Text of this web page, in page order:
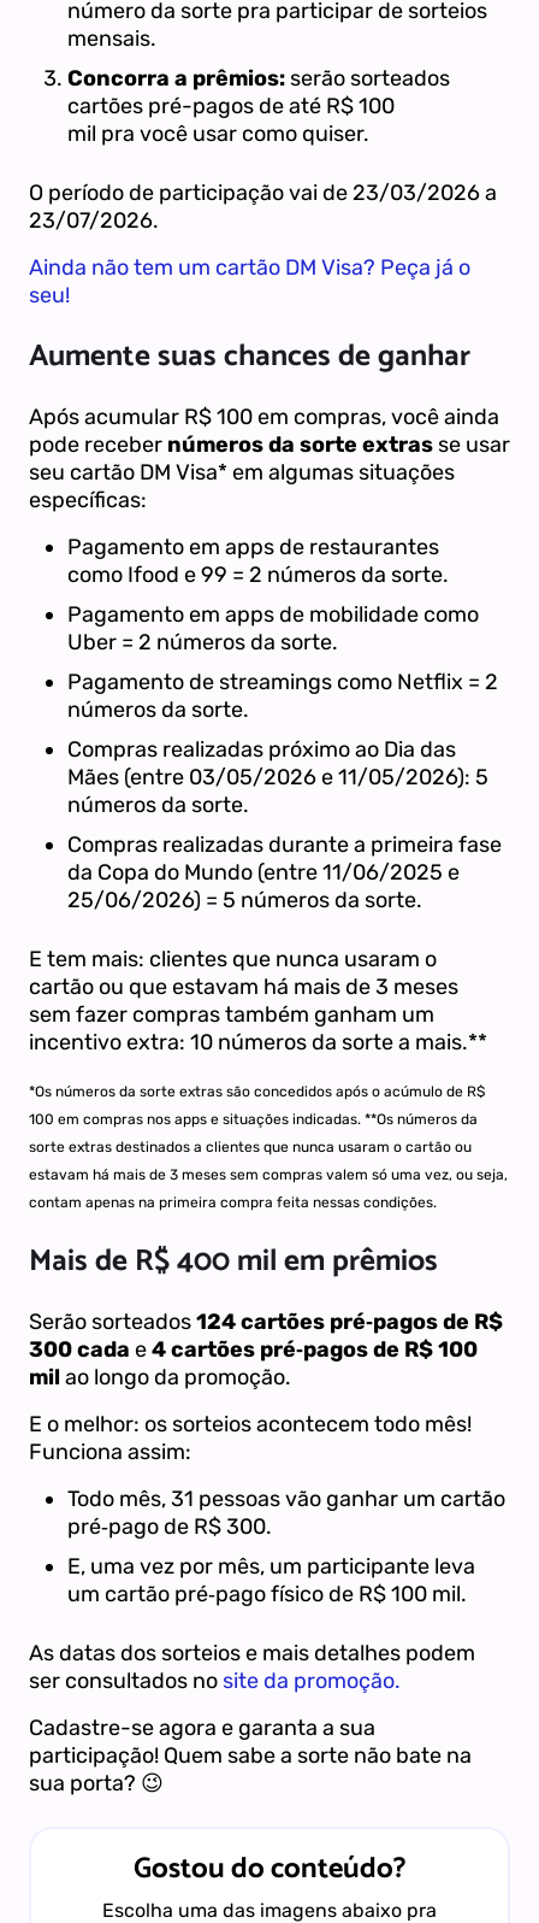
número da sorte pra participar de sorteios
mensais.
Concorra a prêmios: serão sorteados
cartões pré-pagos de até R$ 100
mil pra você usar como quiser.
O período de participação vai de 23/03/2026 a
23/07/2026.
Ainda não tem um cartão DM Visa? Peça já o
seu!
Aumente suas chances de ganhar
Após acumular R$ 100 em compras, você ainda
pode receber números da sorte extras se usar
seu cartão DM Visa* em algumas situações
específicas:
Pagamento em apps de restaurantes
como Ifood e 99 = 2 números da sorte.
Pagamento em apps de mobilidade como
Uber = 2 números da sorte.
Pagamento de streamings como Netflix = 2
números da sorte.
Compras realizadas próximo ao Dia das
Mães (entre 03/05/2026 e 11/05/2026): 5
números da sorte.
Compras realizadas durante a primeira fase
da Copa do Mundo (entre 11/06/2025 e
25/06/2026) = 5 números da sorte.
E tem mais: clientes que nunca usaram o
cartão ou que estavam há mais de 3 meses
sem fazer compras também ganham um
incentivo extra: 10 números da sorte a mais.**
*Os números da sorte extras são concedidos após o acúmulo de R$
100 em compras nos apps e situações indicadas. **Os números da
sorte extras destinados a clientes que nunca usaram o cartão ou
estavam há mais de 3 meses sem compras valem só uma vez, ou seja,
contam apenas na primeira compra feita nessas condições.
Mais de R$ 400 mil em prêmios
Serão sorteados124 cartões pré‑pagos de R$
300 cada e4 cartões pré‑pagos de R$ 100
milao longo da promoção.
E o melhor: os sorteios acontecem todo mês!
Funciona assim:
Todo mês, 31 pessoas vão ganhar um cartão
pré‑pago de R$ 300.
E, uma vez por mês, um participante leva
um cartão pré‑pago físico de R$ 100 mil.
As datas dos sorteios e mais detalhes podem
ser consultados no site da promoção.
Cadastre-se agora e garanta a sua
participação! Quem sabe a sorte não bate na
sua porta? 😉
Gostou do conteúdo?
Escolha uma das imagens abaixo pra